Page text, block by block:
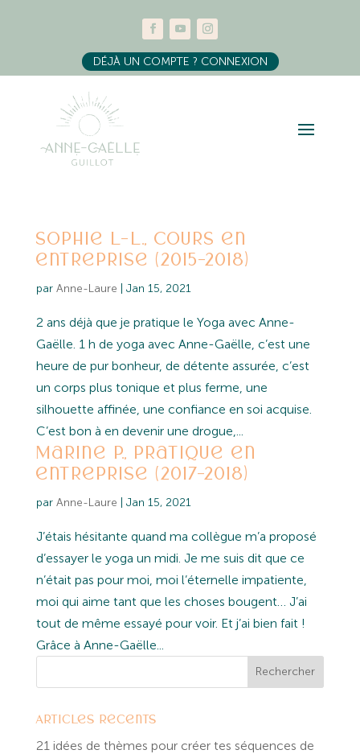
DÉJÀ UN COMPTE ? CONNEXION
Sophie L-L., Cours en
entreprise (2015-2018)
par Anne-Laure Jan 15, 2021
2 ans déjà que je pratique le Yoga avec Anne-
Gaëlle. 1 h de yoga avec Anne-Gaëlle, c’est une
heure de pur bonheur, de détente assurée, c’est
un corps plus tonique et plus ferme, une
silhouette affinée, une confiance en soi acquise.
C’est bon à en devenir une drogue,...
Marine P., Pratique en
entreprise (2017-2018)
par Anne-Laure Jan 15, 2021
J’étais hésitante quand ma collègue m’a proposé
d’essayer le yoga un midi. Je me suis dit que ce
n’était pas pour moi, moi l’éternelle impatiente,
moi qui aime tant que les choses bougent… J’ai
tout de même essayé pour voir. Et j’ai bien fait !
Grâce à Anne-Gaëlle...
Articles récents
21 idées de thèmes pour créer tes séquences de